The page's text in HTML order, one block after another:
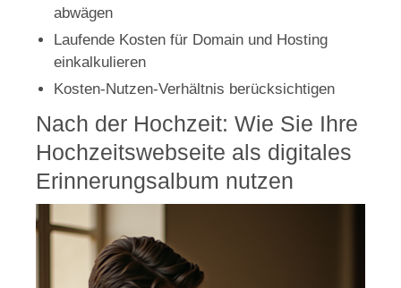
abwägen
Laufende Kosten für Domain und Hosting
einkalkulieren
Kosten-Nutzen-Verhältnis berücksichtigen
Nach der Hochzeit: Wie Sie Ihre
Hochzeitswebseite als digitales
Erinnerungsalbum nutzen